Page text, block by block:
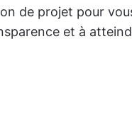
de projet pour
et à